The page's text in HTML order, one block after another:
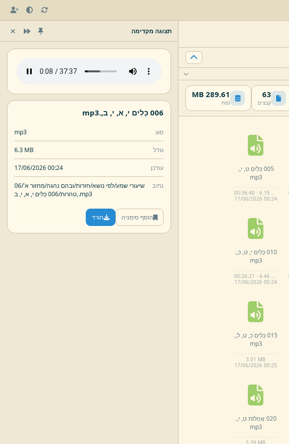
63
קבצים
289.61 MB
נפח
005 כֵּלִים ט, י,.
mp3
00:36:40 · 6.19 MB
17/06/2026 00:24
010 כֵּלִים י, ט, כ,.
mp3
00:26:21 · 4.46 MB
17/06/2026 00:24
015 כֵּלִים כ, ט, ל,.
mp3
3.01 MB
17/06/2026 00:25
020 אֲהָלוֹת ט, י,.
mp3
5. 39 MB
תצוגה מקדימה
006 כֵּלִים י, א, י, ב,.
mp3
סוג mp3
גודל 6.3 MB
עודכן 17/06/2026 00:24
נתיב שיעורי שמע/לפי נושא/חזרות/ובהם נהגה/מחזור א'/06
טהרות/006 כֵּלִים י, א, י, ב,.mp3
הוסף סימניה הורד